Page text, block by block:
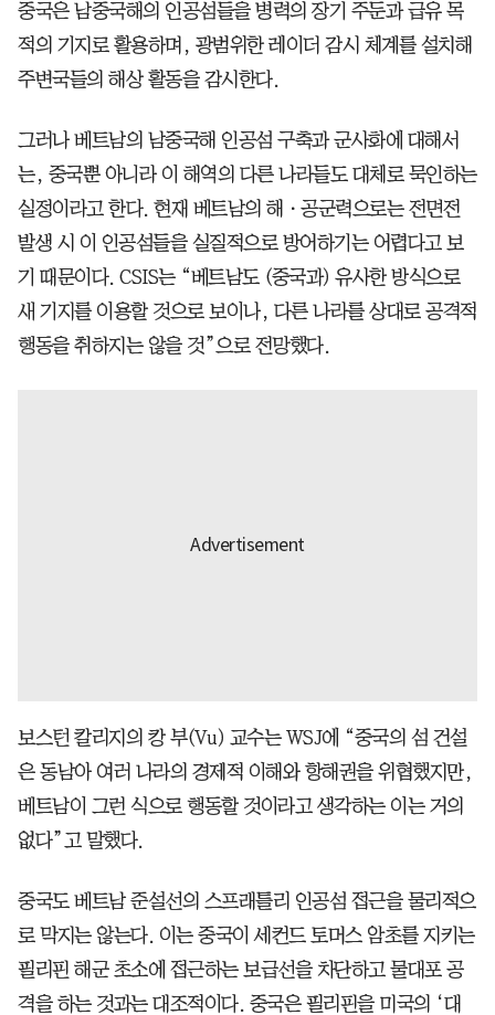
중국은 남중국해의 인공섬들을 병력의 장기 주둔과 급유 목
적의 기지로 활용하며, 광범위한 레이더 감시 체계를 설치해
주변국들의 해상 활동을 감시한다.
그러나 베트남의 남중국해 인공섬 구축과 군사화에 대해서
는, 중국뿐 아니라 이 해역의 다른 나라들도 대체로 묵인하는
실정이라고 한다. 현재 베트남의 해ㆍ공군력으로는 전면전
발생 시 이 인공섬들을 실질적으로 방어하기는 어렵다고 보
기 때문이다. CSIS는 “베트남도 (중국과) 유사한 방식으로
새 기지를 이용할 것으로 보이나, 다른 나라를 상대로 공격적
행동을 취하지는 않을 것”으로 전망했다.
보스턴 칼리지의 캉 부(Vu) 교수는 WSJ에 “중국의 섬 건설
은 동남아 여러 나라의 경제적 이해와 항해권을 위협했지만,
베트남이 그런 식으로 행동할 것이라고 생각하는 이는 거의
없다”고 말했다.
중국도 베트남 준설선의 스프래틀리 인공섬 접근을 물리적으
로 막지는 않는다. 이는 중국이 세컨드 토머스 암초를 지키는
필리핀 해군 초소에 접근하는 보급선을 차단하고 물대포 공
격을 하는 것과는 대조적이다. 중국은 필리핀을 미국의 ‘대